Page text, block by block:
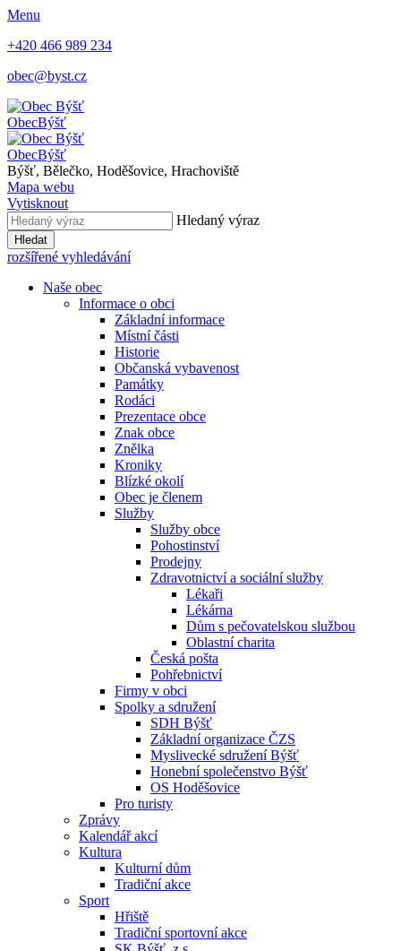
Menu
+420 466 989 234
obec@byst.cz
ObecBýšť
ObecBýšť
Býšť, Bělečko, Hoděšovice, Hrachoviště
Mapa webu
Vytisknout
Hledaný výraz
Hledat
rozšířené vyhledávání
Naše obec
Informace o obci
Základní informace
Místní části
Historie
Občanská vybavenost
Památky
Rodáci
Prezentace obce
Znak obce
Znělka
Kroniky
Blízké okolí
Obec je členem
Služby
Služby obce
Pohostinství
Prodejny
Zdravotnictví a sociální služby
Lékaři
Lékárna
Dům s pečovatelskou službou
Oblastní charita
Česká pošta
Pohřebnictví
Firmy v obci
Spolky a sdružení
SDH Býšť
Základní organizace ČZS
Myslivecké sdružení Býšť
Honební společenstvo Býšť
OS Hoděšovice
Pro turisty
Zprávy
Kalendář akcí
Kultura
Kulturní dům
Tradiční akce
Sport
Hřiště
Tradiční sportovní akce